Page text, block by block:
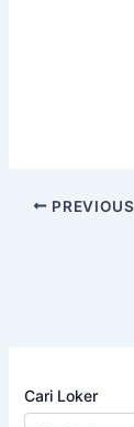
PREVIOUS
Cari Loker